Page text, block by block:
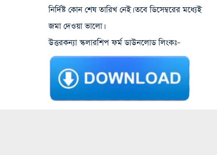
নির্দিষ্ট কোন শেষ তারিখ নেই। তবে ডিসেম্বরের মধ্যেই
জমা দেওয়া ভালো।
উত্তরকন্যা স্কলারশিপ ফর্ম ডাউনলোড লিংকঃ–